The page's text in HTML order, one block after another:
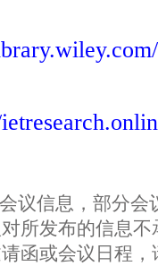
议信息，部分会
所发布的信息
函或会议日程